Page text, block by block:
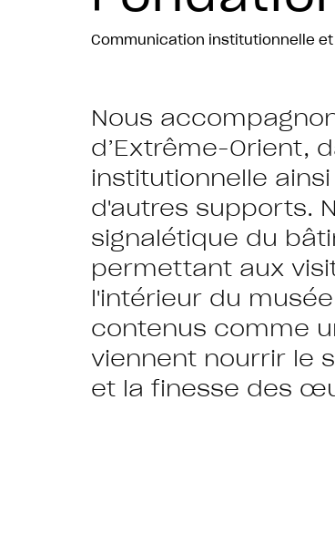
Communication institutionnelle
Nous
d’Extrême-Orient,
institutionnelle
d'autres supports.
signalétique du
permettant aux
l'intérieur du
contenus comme
viennent nourrir le
et la finesse des